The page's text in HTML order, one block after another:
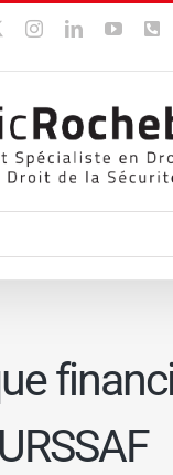
InstagramLinkedIn
URSSAF